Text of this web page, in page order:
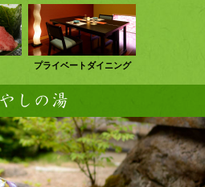
プライベートダイニング